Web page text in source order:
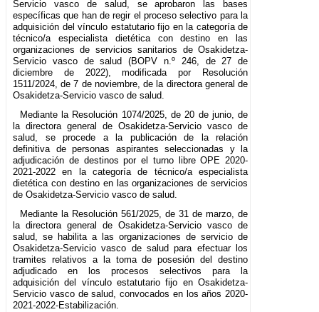
Servicio vasco de salud, se aprobaron las bases
específicas que han de regir el proceso selectivo para la
adquisición del vínculo estatutario fijo en la categoría de
técnico/a especialista dietética con destino en las
organizaciones de servicios sanitarios de Osakidetza-
Servicio vasco de salud (BOPV n.º 246, de 27 de
diciembre de 2022), modificada por Resolución
1511/2024, de 7 de noviembre, de la directora general de
Osakidetza-Servicio vasco de salud.
Mediante la Resolución 1074/2025, de 20 de junio, de
la directora general de Osakidetza-Servicio vasco de
salud, se procede a la publicación de la relación
definitiva de personas aspirantes seleccionadas y la
adjudicación de destinos por el turno libre OPE 2020-
2021-2022 en la categoría de técnico/a especialista
dietética con destino en las organizaciones de servicios
de Osakidetza-Servicio vasco de salud.
Mediante la Resolución 561/2025, de 31 de marzo, de
la directora general de Osakidetza-Servicio vasco de
salud, se habilita a las organizaciones de servicio de
Osakidetza-Servicio vasco de salud para efectuar los
tramites relativos a la toma de posesión del destino
adjudicado en los procesos selectivos para la
adquisición del vínculo estatutario fijo en Osakidetza-
Servicio vasco de salud, convocados en los años 2020-
2021-2022-Estabilización.